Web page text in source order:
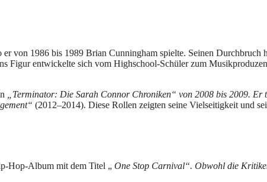
er von 1986 bis 1989 Brian Cunningham spielte. Seinen Durchbruch
Figur entwickelte sich vom Highschool-Schüler zum
„Terminator: Die Sarah Connor Chroniken“ von 2008 bis 2009.
(2012–2014). Diese Rollen zeigten seine Vielseitigkeit und
Hop-Album mit dem Titel „ One Stop Carnival“. Obwohl die